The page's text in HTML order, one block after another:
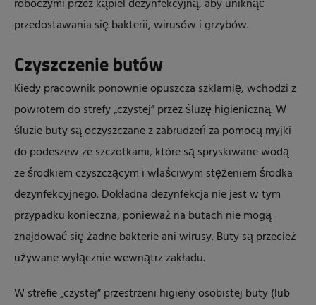
roboczymi przez kąpiel dezynfekcyjną, aby uniknąć
przedostawania się bakterii, wirusów i grzybów.
Czyszczenie butów
Kiedy pracownik ponownie opuszcza szklarnię, wchodzi z
powrotem do strefy „czystej” przezśluzę higieniczną. W
śluzie buty są oczyszczane z zabrudzeń za pomocą myjki
do podeszew ze szczotkami, które są spryskiwane wodą
ze środkiem czyszczącym i właściwym stężeniem środka
dezynfekcyjnego. Dokładna dezynfekcja nie jest w tym
przypadku konieczna, ponieważ na butach nie mogą
znajdować się żadne bakterie ani wirusy. Buty są przecież
używane wyłącznie wewnątrz zakładu.
W strefie „czystej” przestrzeni higieny osobistej buty (lub